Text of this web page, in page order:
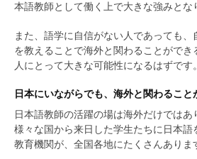
本語教師として働く上で大きな強みとな
また、語学に自信がない人であっても
を教えることで海外と関わることがで
人にとって大きな可能性になるはずです。
日本にいながらでも、海外と関わること
日本語教師の活躍の場は海外だけではあ
様々な国から来日した学生たちに日本
教育機関が、全国各地にたくさんありま